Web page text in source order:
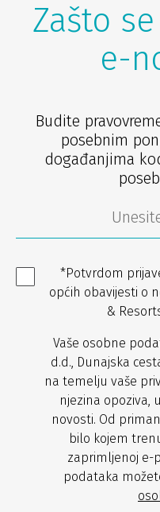
Zašto
e-
Budite
posebnim
događanjima
*Potvrdom
općih obavijesti o
&
Vaše osobne
d.d., Dunajska
na temelju vaše
njezina opoziva,
novosti. Od
bilo kojem
zaprimljenoj e-
podataka